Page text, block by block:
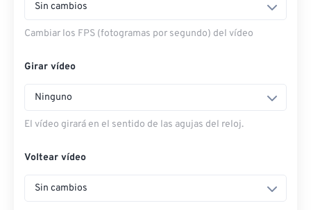
Sin cambios
Cambiar los FPS (fotogramas por segundo) del vídeo
Girar vídeo
Ninguno
El vídeo girará en el sentido de las agujas del reloj.
Voltear vídeo
Sin cambios